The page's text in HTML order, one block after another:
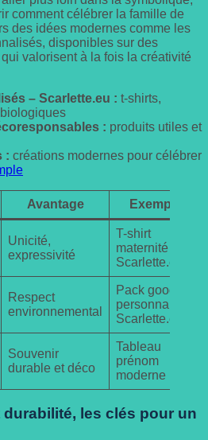
comment célébrer la famille de
des idées modernes comme les
disponibles sur des
valorisent à la fois la créativité
– Scarlette.eu : t-shirts,
: produits utiles et
: créations modernes pour célébrer
Avantage Exemple
Unicité,
expressivité
T-shirt
maternité
Scarlette.eu
Respect
environnemental
Pack goodies
personnalisés
Scarlette.eu
Souvenir
durable et déco
Tableau
prénom
moderne
les clés pour un